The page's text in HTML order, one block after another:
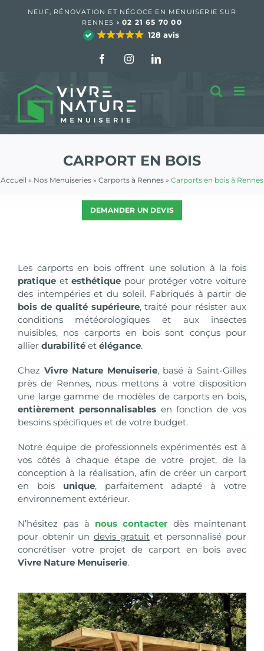
NEUF, RÉNOVATION ET NÉGOCE EN MENUISERIE SUR
RENNES › 02 21 65 70 00
128 avis
FacebookInstagramLinkedIn
CARPORT EN BOIS
Accueil » Nos Menuiseries » Carports à Rennes » Carports en bois à Rennes
DEMANDER UN DEVIS
Les carports en bois offrent une solution à la fois
pratiqueetesthétique pour protéger votre voiture
des intempéries et du soleil. Fabriqués à partir de
bois de qualité supérieure, traité pour résister aux
conditions météorologiques et aux insectes
nuisibles, nos carports en bois sont conçus pour
allier durabilitéet élégance.
Chez Vivre Nature Menuiserie, basé à Saint-Gilles
près de Rennes, nous mettons à votre disposition
une large gamme de modèles de carports en bois,
entièrement personnalisables en fonction de vos
besoins spécifiques et de votre budget.
Notre équipe de professionnels expérimentés est à
vos côtés à chaque étape de votre projet, de la
conception à la réalisation, afin de créer un carport
en bois unique, parfaitement adapté à votre
environnement extérieur.
N’hésitez pas à nous contacter dès maintenant
pour obtenir undevis gratuitet personnalisé pour
concrétiser votre projet de carport en bois avec
Vivre Nature Menuiserie.